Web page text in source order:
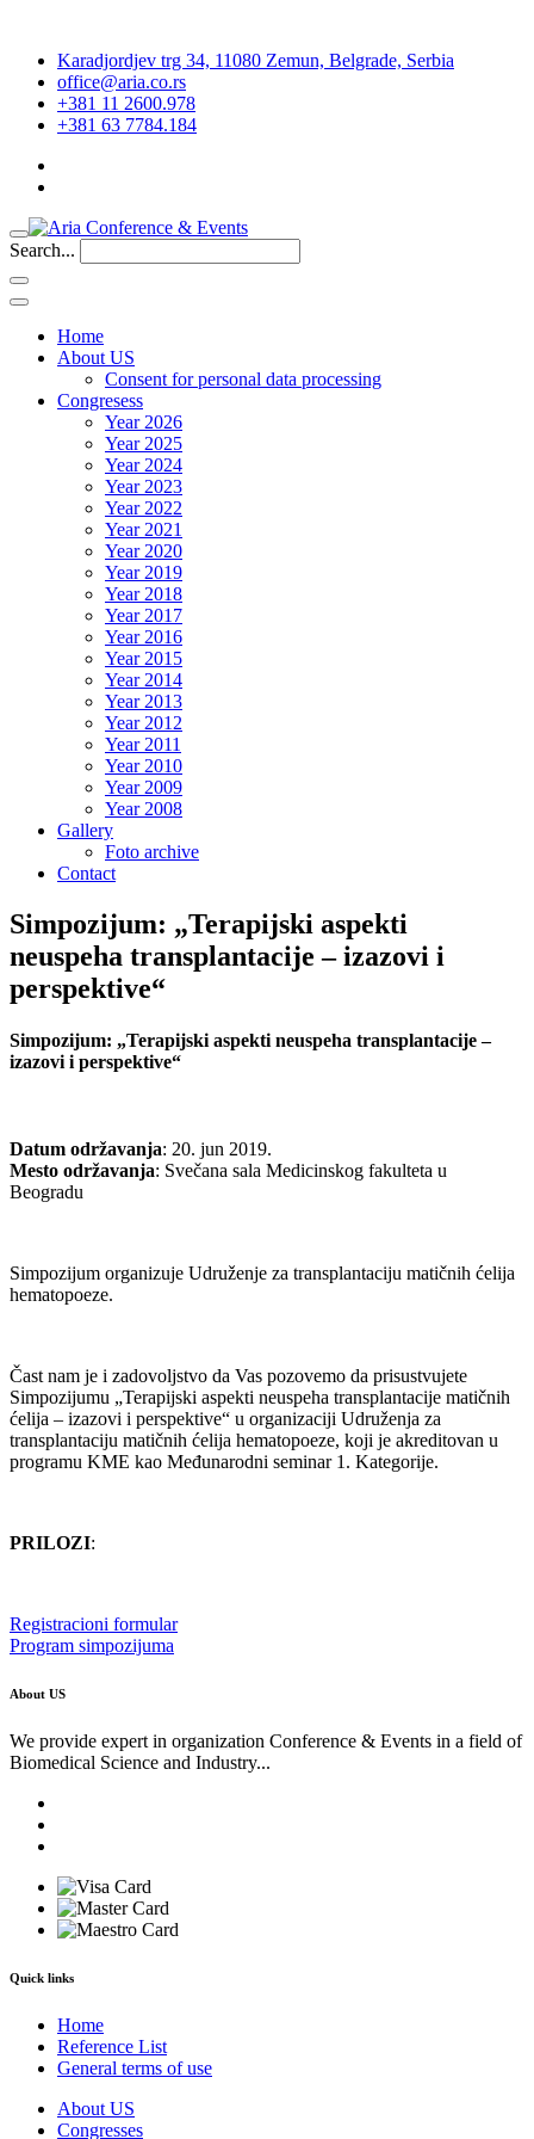
Karadjordjev trg 34, 11080 Zemun, Belgrade, Serbia
office@aria.co.rs
+381 11 2600.978
+381 63 7784.184
Search...
Home
About US
Consent for personal data processing
Congresess
Year 2026
Year 2025
Year 2024
Year 2023
Year 2022
Year 2021
Year 2020
Year 2019
Year 2018
Year 2017
Year 2016
Year 2015
Year 2014
Year 2013
Year 2012
Year 2011
Year 2010
Year 2009
Year 2008
Gallery
Foto archive
Contact
Simpozijum: „Terapijski aspekti
neuspeha transplantacije – izazovi i
perspektive“
Simpozijum: „Terapijski aspekti neuspeha transplantacije –
izazovi i perspektive“
Datum održavanja: 20. jun 2019.
Mesto održavanja: Svečana sala Medicinskog fakulteta u
Beogradu
Simpozijum organizuje Udruženje za transplantaciju matičnih ćelija
hematopoeze.
Čast nam je i zadovoljstvo da Vas pozovemo da prisustvujete
Simpozijumu „Terapijski aspekti neuspeha transplantacije matičnih
ćelija – izazovi i perspektive“ u organizaciji Udruženja za
transplantaciju matičnih ćelija hematopoeze, koji je akreditovan u
programu KME kao Međunarodni seminar 1. Kategorije.
PRILOZI:
Registracioni formular
Program simpozijuma
About US
We provide expert in organization Conference & Events in a field of
Biomedical Science and Industry...
Quick links
Home
Reference List
General terms of use
About US
Congresses